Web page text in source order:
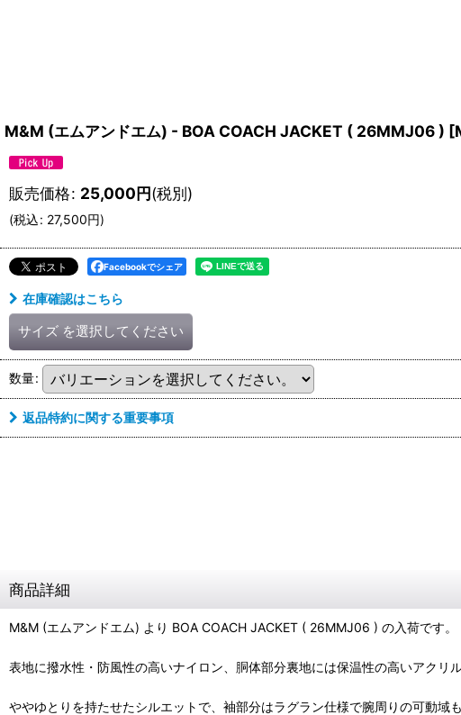
M&M (エムアンドエム) - BOA COACH JACKET ( 26MMJ06 ) [
販売価格: 25,000円(税別)
(税込: 27,500円)
Facebookでシェア
在庫確認はこちら
サイズ を選択してください
数量:
返品特約に関する重要事項
商品詳細
M&M (エムアンドエム) より BOA COACH JACKET ( 26MMJ06 ) の入荷です。
表地に撥水性・防風性の高いナイロン、胴体部分裏地には保温性の高いアクリ
ややゆとりを持たせたシルエットで、袖部分はラグラン仕様で腕周りの可動域